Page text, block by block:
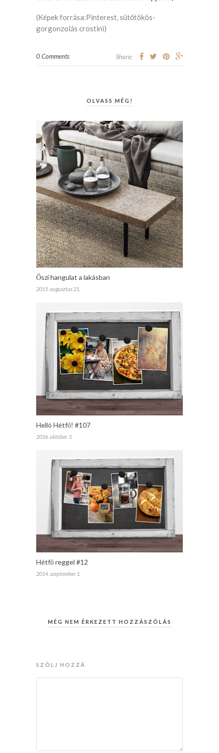
(Képek forrása:Pinterest,sütőtökös-
gorgonzolás crostini)
0 Comments Share:
OLVASS MÉG!
Őszi hangulat a lakásban
2015. augusztus 21.
Helló Hétfő! #107
2016. október 3.
Hétfő reggel #12
2014. szeptember 1.
MÉG NEM ÉRKEZETT HOZZÁSZÓLÁS
SZÓLJ HOZZÁ